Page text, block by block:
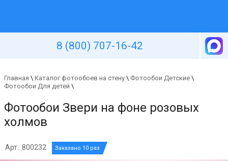
8 (800) 707-16-42
Главная \ Каталог фотообоев на стену \ Фотообои Детские \
Фотообои Для детей \
Фотообои Звери на фоне розовых
холмов
Арт.: 800232 Заказано 10 раз